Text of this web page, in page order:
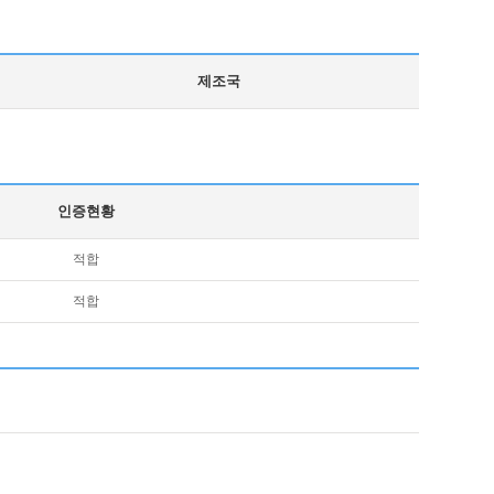
제조국
인증현황
적합
적합